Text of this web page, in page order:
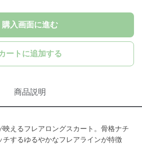
購入画面に進む
ートに追加する
商品説明
映えるフレアロングスカート。骨格ナチ
チするゆるやかなフレアラインが特徴